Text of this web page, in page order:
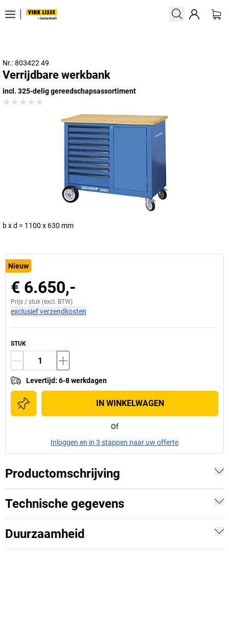
Nr.: 803422 49
Verrijdbare werkbank
incl. 325-delig gereedschapsassortiment
b x d = 1100 x 630 mm
Nieuw
€ 6.650,-
Prijs / stuk (excl. BTW)
exclusief verzendkosten
STUK
Levertijd: 6-8 werkdagen
IN WINKELWAGEN
Of
Inloggen en in 3 stappen naar uw offerte
Productomschrijving
Technische gegevens
Duurzaamheid